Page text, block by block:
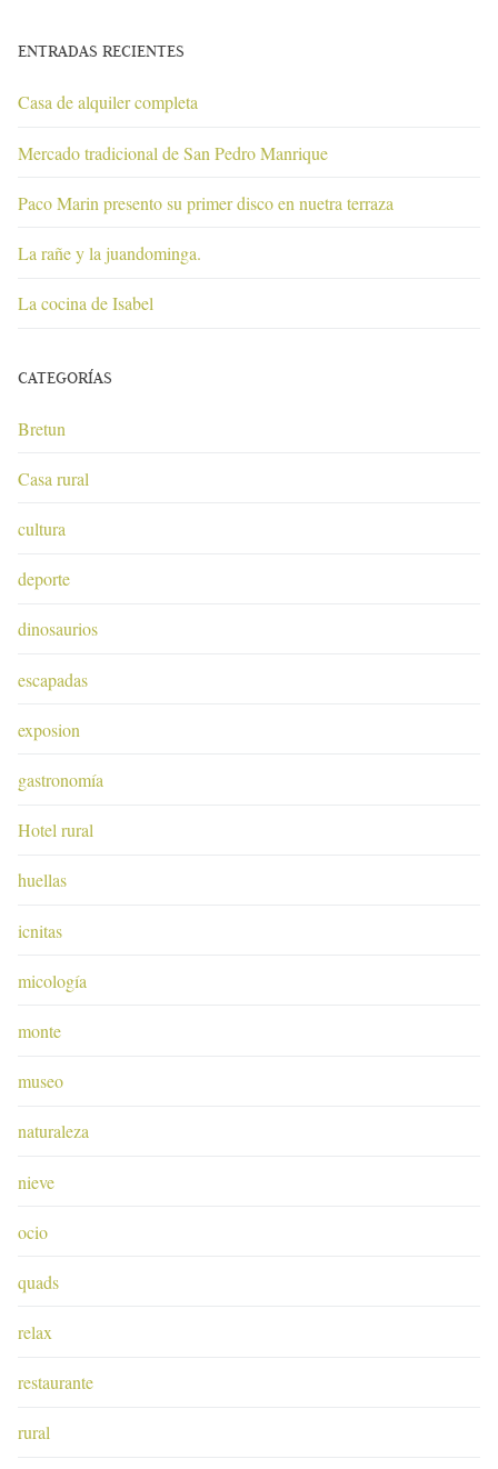
ENTRADAS RECIENTES
Casa de alquiler completa
Mercado tradicional de San Pedro Manrique
Paco Marin presento su primer disco en nuetra terraza
La rañe y la juandominga.
La cocina de Isabel
CATEGORÍAS
Bretun
Casa rural
cultura
deporte
dinosaurios
escapadas
exposion
gastronomía
Hotel rural
huellas
icnitas
micología
monte
museo
naturaleza
nieve
ocio
quads
relax
restaurante
rural